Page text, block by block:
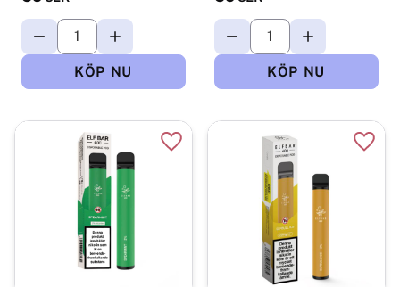
Lägg till i favoriter